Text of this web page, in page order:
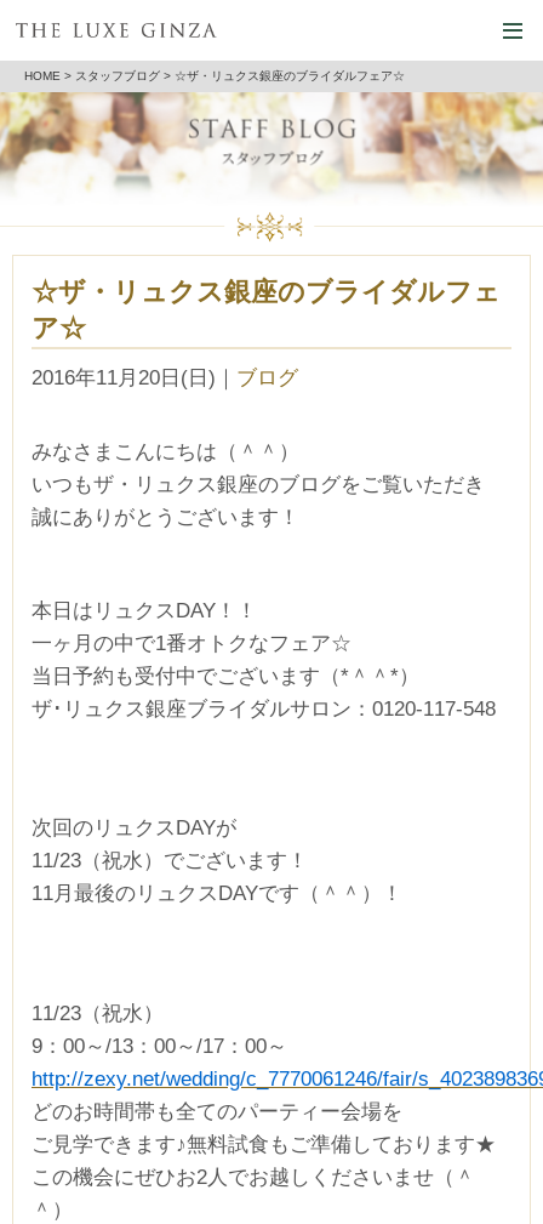
HOME > スタッフブログ > ☆ザ・リュクス銀座のブライダルフェア☆
☆ザ・リュクス銀座のブライダルフェ
ア☆
2016年11月20日(日) ｜ ブログ
みなさまこんにちは（＾＾）
いつもザ・リュクス銀座のブログをご覧いただき
誠にありがとうございます！
本日はリュクスDAY！！
一ヶ月の中で1番オトクなフェア☆
当日予約も受付中でございます（*＾＾*）
ザ･リュクス銀座ブライダルサロン：0120-117-548
次回のリュクスDAYが
11/23（祝水）でございます！
11月最後のリュクスDAYです（＾＾）！
11/23（祝水）
9：00～/13：00～/17：00～
http://zexy.net/wedding/c_7770061246/fair/
どのお時間帯も全てのパーティー会場を
ご見学できます♪無料試食もご準備しております★
この機会にぜひお2人でお越しくださいませ（＾
＾）